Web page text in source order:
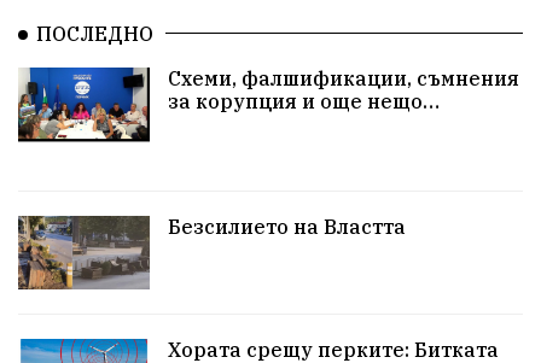
ПОСЛЕДНО
Схеми, фалшификации, съмнения
за корупция и още нещо…
Безсилието на Властта
Хората срещу перките: Битката